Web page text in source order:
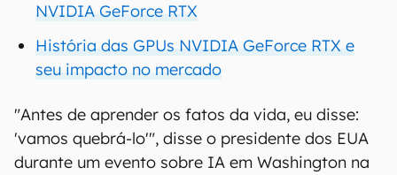
NVIDIA GeForce RTX
História das GPUs NVIDIA GeForce RTX e
seu impacto no mercado
"Antes de aprender os fatos da vida, eu disse:
'vamos quebrá-lo'", disse o presidente dos EUA
durante um evento sobre IA em Washington na